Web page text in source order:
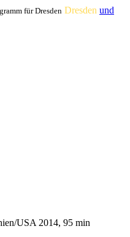
für Dresden Dresden und
USA 2014, 95 min